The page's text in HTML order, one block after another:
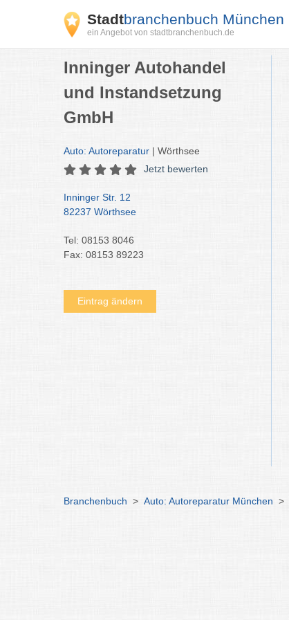
Stadtbranchenbuch München
ein Angebot von stadtbranchenbuch.de
Inninger Autohandel
und Instandsetzung
GmbH
Auto: Autoreparatur | Wörthsee
Jetzt bewerten
Inninger Str. 12
82237 Wörthsee
Tel: 08153 8046
Fax: 08153 89223
Eintrag ändern
Branchenbuch > Auto: Autoreparatur München >